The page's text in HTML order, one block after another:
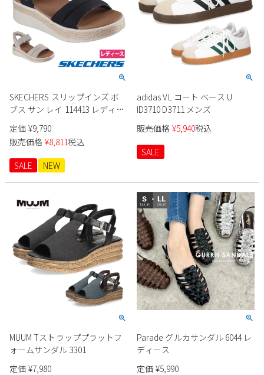
新規会員登録
会社概要
プライバシーポリシー
特定商取引法に基づく表示
お問い合わせ
SKECHERS スリップインズ ボ
ブス サン レイ 114413 レディー
ス
定価 ¥9,790
販売価格 ¥8,811税込
SALE
NEW
adidas VL コート ベース U
ID3710 D3711 メンズ
販売価格 ¥5,940税込
SALE
MUUM Tストラッププラットフ
ォームサンダル 3301
定価 ¥7,980
Parade グルカサンダル 6044 レ
ディース
定価 ¥5,990